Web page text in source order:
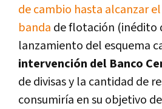
de cambio hasta alcanzar
banda de flotación (inédito
lanzamiento del esquema
intervención del Banco
de divisas y la cantidad de
consumiría en su objetivo